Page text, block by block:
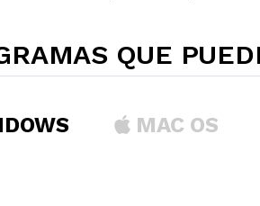
QUE
MAC OS